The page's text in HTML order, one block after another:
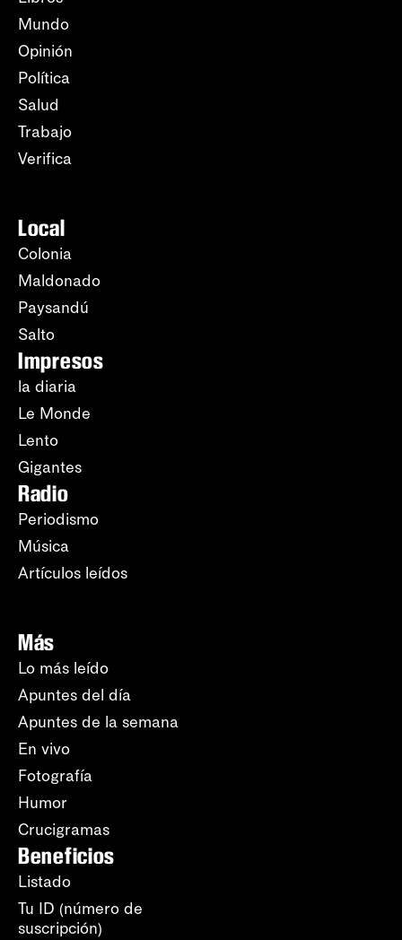
Mundo
Opinión
Política
Salud
Trabajo
Verifica
Local
Colonia
Maldonado
Paysandú
Salto
Impresos
la diaria
Le Monde
Lento
Gigantes
Radio
Periodismo
Música
Artículos leídos
Más
Lo más leído
Apuntes del día
Apuntes de la semana
En vivo
Fotografía
Humor
Crucigramas
Beneficios
Listado
Tu ID (número de
suscripción)